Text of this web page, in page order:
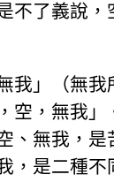
不了義說，
我」（無我
空，無我」
、無我，是
，是二種不